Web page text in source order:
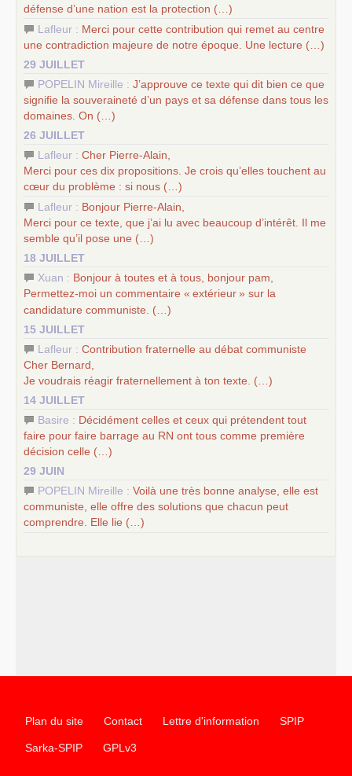
défense d’une nation est la protection (…)
Lafleur : Merci pour cette contribution qui remet au centre
une contradiction majeure de notre époque. Une lecture (…)
29 JUILLET
POPELIN Mireille : J’approuve ce texte qui dit bien ce que
signifie la souveraineté d’un pays et sa défense dans tous les
domaines. On (…)
26 JUILLET
Lafleur : Cher Pierre-Alain,
Merci pour ces dix propositions. Je crois qu’elles touchent au
cœur du problème : si nous (…)
Lafleur : Bonjour Pierre-Alain,
Merci pour ce texte, que j’ai lu avec beaucoup d’intérêt. Il me
semble qu’il pose une (…)
18 JUILLET
Xuan : Bonjour à toutes et à tous, bonjour pam,
Permettez-moi un commentaire « extérieur» sur la
candidature communiste. (…)
15 JUILLET
Lafleur : Contribution fraternelle au débat communiste
Cher Bernard,
Je voudrais réagir fraternellement à ton texte. (…)
14 JUILLET
Basire : Décidément celles et ceux qui prétendent tout
faire pour faire barrage au RN ont tous comme première
décision celle (…)
29 JUIN
POPELIN Mireille : Voilà une très bonne analyse, elle est
communiste, elle offre des solutions que chacun peut
comprendre. Elle lie (…)
Plan du site Contact Lettre d'information SPIP
Sarka-SPIP GPLv3